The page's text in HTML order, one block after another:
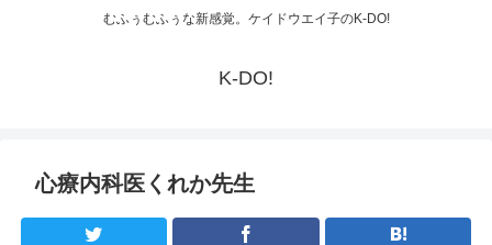
むふぅむふぅな新感覚。ケイドウエイ子のK-DO!
K-DO!
心療内科医くれか先生